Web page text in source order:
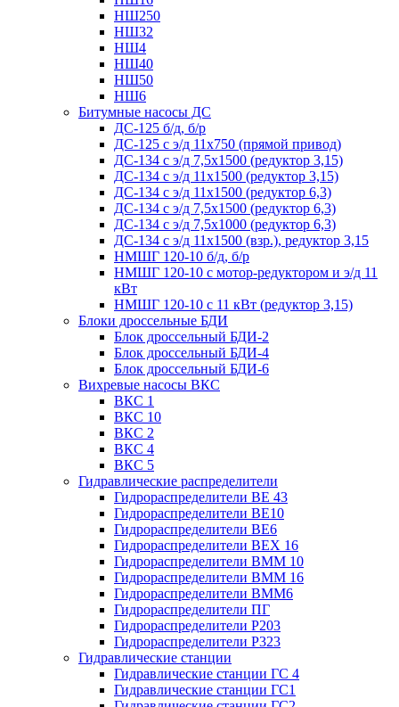
НШ250
НШ32
НШ4
НШ40
НШ50
НШ6
Битумные насосы ДС
ДС-125 б/д, б/р
ДС-125 с э/д 11х750 (прямой привод)
ДС-134 с э/д 7,5х1500 (редуктор 3,15)
ДС-134 с э/д 11х1500 (редуктор 3,15)
ДС-134 с э/д 11х1500 (редуктор 6,3)
ДС-134 с э/д 7,5х1500 (редуктор 6,3)
ДС-134 с э/д 7,5х1000 (редуктор 6,3)
ДС-134 с э/д 11х1500 (взр.), редуктор 3,15
НМШГ 120-10 б/д, б/р
НМШГ 120-10 с мотор-редуктором и э/д 11
кВт
НМШГ 120-10 с 11 кВт (редуктор 3,15)
Блоки дроссельные БДИ
Блок дроссельный БДИ-2
Блок дроссельный БДИ-4
Блок дроссельный БДИ-6
Вихревые насосы ВКС
ВКС 1
ВКС 10
ВКС 2
ВКС 4
ВКС 5
Гидравлические распределители
Гидрораспределители ВЕ 43
Гидрораспределители ВЕ10
Гидрораспределители ВЕ6
Гидрораспределители ВЕХ 16
Гидрораспределители ВММ 10
Гидрораспределители ВММ 16
Гидрораспределители ВММ6
Гидрораспределители ПГ
Гидрораспределители Р203
Гидрораспределители Р323
Гидравлические станции
Гидравлические станции ГС 4
Гидравлические станции ГС1